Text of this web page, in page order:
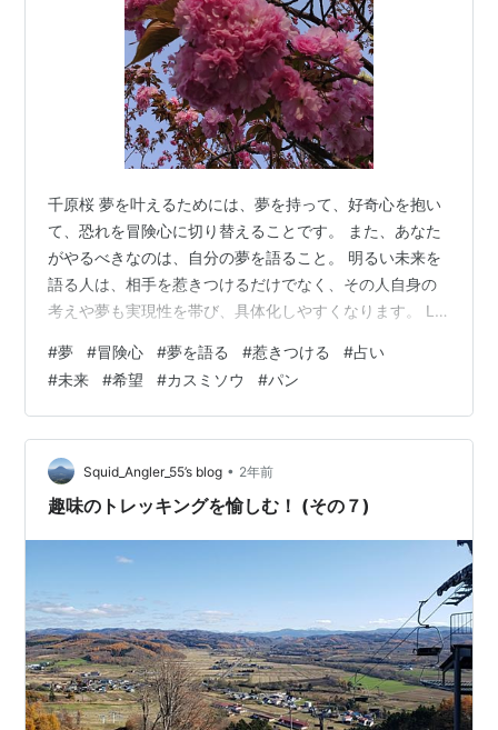
千原桜 夢を叶えるためには、夢を持って、好奇心を抱い
て、恐れを冒険心に切り替えることです。 また、あなた
がやるべきなのは、自分の夢を語ること。 明るい未来を
語る人は、相手を惹きつけるだけでなく、その人自身の
考えや夢も実現性を帯び、具体化しやすくなります。 La
v=qPU8mENUBXk www.youtube.com ～今日はどんな
日？～・世界宇宙飛行の日・パンの記念日・東京大学創
立記念日・子どもを紫外線から守る日・徳島県にんじん
の日・国分寺ペンシルロケット記念日・補綴（ほてつ）
の日・シャイニーカラーズの日・タ…
#夢 #冒険心 #夢を語る #惹きつける #占い
#未来 #希望 #カスミソウ #パン
Squid_Angler_55’s blog • 2年前
趣味のトレッキングを愉しむ！ (その７)